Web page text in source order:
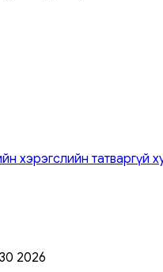
хэрэгслийн татваргүй
2026